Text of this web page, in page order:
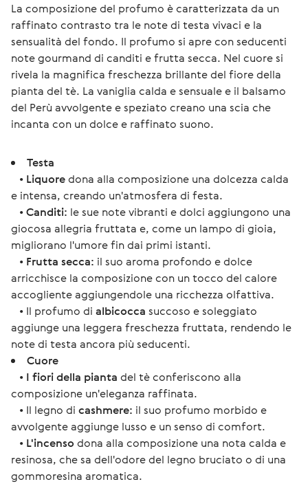
La composizione del profumo è caratterizzata da un
raffinato contrasto tra le note di testa vivaci e la
sensualità del fondo. Il profumo si apre con seducenti
note gourmand di canditi e frutta secca. Nel cuore si
rivela la magnifica freschezza brillante del fiore della
pianta del tè. La vaniglia calda e sensuale e il balsamo
del Perù avvolgente e speziato creano una scia che
incanta con un dolce e raffinato suono.
Testa
• Liquoredona alla composizione una dolcezza calda
e intensa, creando un'atmosfera di festa.
•Canditi: le sue note vibranti e dolci aggiungono una
giocosa allegria fruttata e, come un lampo di gioia,
migliorano l'umore fin dai primi istanti.
• Frutta secca: il suo aroma profondo e dolce
arricchisce la composizione con un tocco del calore
accogliente aggiungendole una ricchezza olfattiva.
• Il profumo di albicocca succoso e soleggiato
aggiunge una leggera freschezza fruttata, rendendo le
note di testa ancora più seducenti.
Cuore
• I fiori della pianta del tè conferiscono alla
composizione un'eleganza raffinata.
• Il legno di cashmere: il suo profumo morbido e
avvolgente aggiunge lusso e un senso di comfort.
• L'incenso dona alla composizione una nota calda e
resinosa, che sa dell'odore del legno bruciato o di una
gommoresina aromatica.